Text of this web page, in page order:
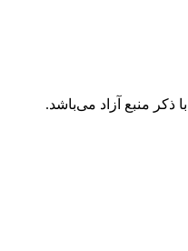
ذکر منبع آزاد می‌باشد.